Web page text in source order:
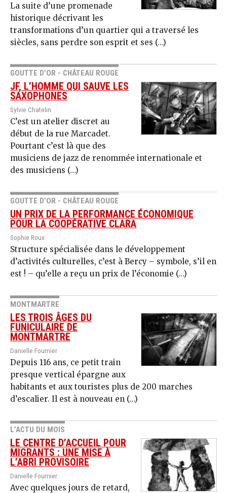
La suite d’une promenade
historique décrivant les
transformations d’un quartier qui a traversé les
siècles, sans perdre son esprit et ses (…)
GOUTTE D’OR - CHÂTEAU ROUGE
JF, L’HOMME QUI SAUVE LES
SAXOPHONES
Sylvie Chatelin
C’est un atelier discret au
début de la rue Marcadet.
Pourtant c’est là que des
musiciens de jazz de renommée internationale et
des musiciens (…)
GOUTTE D’OR - CHÂTEAU ROUGE
UN PRIX DE LA PERFORMANCE ÉCONOMIQUE
POUR LA COOPÉRATIVE CLARA
Sophie Roux
Structure spécialisée dans le développement
d’activités culturelles, c’est à Bercy – symbole, s’il en
est ! – qu’elle a reçu un prix de l’économie (…)
MONTMARTRE
LES TROIS ÂGES DU
FUNICULAIRE DE
MONTMARTRE
Danielle Fournier
Depuis 116 ans, ce petit train
presque vertical épargne aux
habitants et aux touristes plus de 200 marches
d’escalier. Il est à nouveau en (…)
L’ACTU DU MOIS
LE CENTRE D’ACCUEIL POUR
MIGRANTS : UNE MISE À
L’ABRI PROVISOIRE
Danielle Fournier
Avec quelques jours de retard,